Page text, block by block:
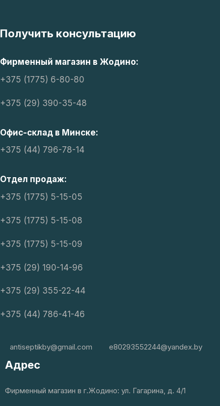
Получить консультацию
Фирменный магазин в Жодино:
+375 (1775) 6-80-80
+375 (29) 390-35-48
Офис-склад в Минске:
+375 (44) 796-78-14
Отдел продаж:
+375 (1775) 5-15-05
+375 (1775) 5-15-08
+375 (1775) 5-15-09
+375 (29) 190-14-96
+375 (29) 355-22-44
+375 (44) 786-41-46
antiseptikby@gmail.com e80293552244@yandex.by
Адрес
Фирменный магазин в г.Жодино: ул. Гагарина, д. 4/1